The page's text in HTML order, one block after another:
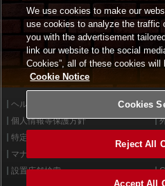
ヘルプ
個人情報等保護方針
特定商取引法に基づく表示
マナー＆ルール
設置店舗検索
We use cookies to make our
use cookies to analyze the traffic
you with the advertisement
link our website to the social
Cookies”, all of these cookies will
Cookie Notice
Cookies
Reject All
Accept All